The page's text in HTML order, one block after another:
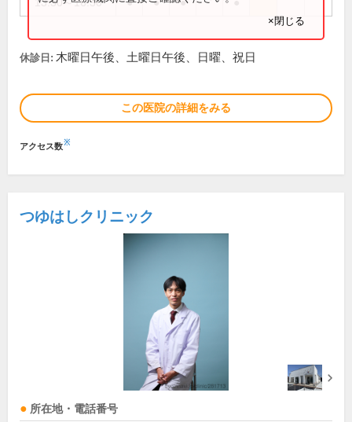
×閉じる
休診日: 木曜日午後、土曜日午後、日曜、祝日
この医院の詳細をみる
アクセス数※
つゆはしクリニック
所在地・電話番号